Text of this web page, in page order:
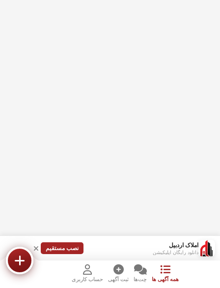
املاک اردبیل
دانلود رایگان اپلیکیشن
نصب مستقیم
همه آگهی ها چت‌ها ثبت آگهی حساب کاربری